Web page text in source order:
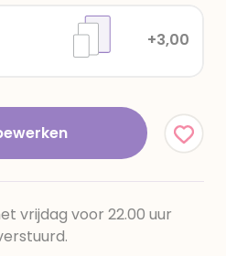
+3,00
vrijdag voor 22.00 uur